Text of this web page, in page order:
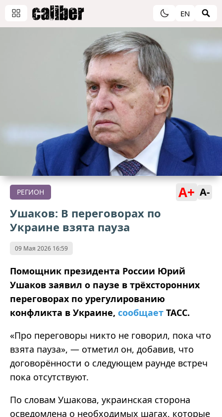
EN
РЕГИОН A+ A-
Ушаков: В переговорах по
Украине взята пауза
09 Мая 2026 16:59
Помощник президента России Юрий
Ушаков заявил о паузе в трёхсторонних
переговорах по урегулированию
конфликта в Украине, сообщает ТАСС.
«Про переговоры никто не говорил, пока что
взята пауза», — отметил он, добавив, что
договорённости о следующем раунде встреч
пока отсутствуют.
По словам Ушакова, украинская сторона
осведомлена о необходимых шагах, которые